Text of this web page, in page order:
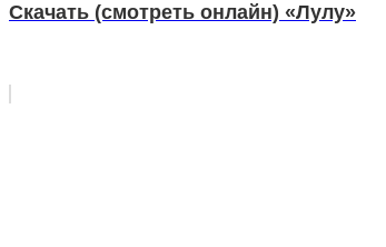
Скачать (смотреть онлайн) «Лулу»